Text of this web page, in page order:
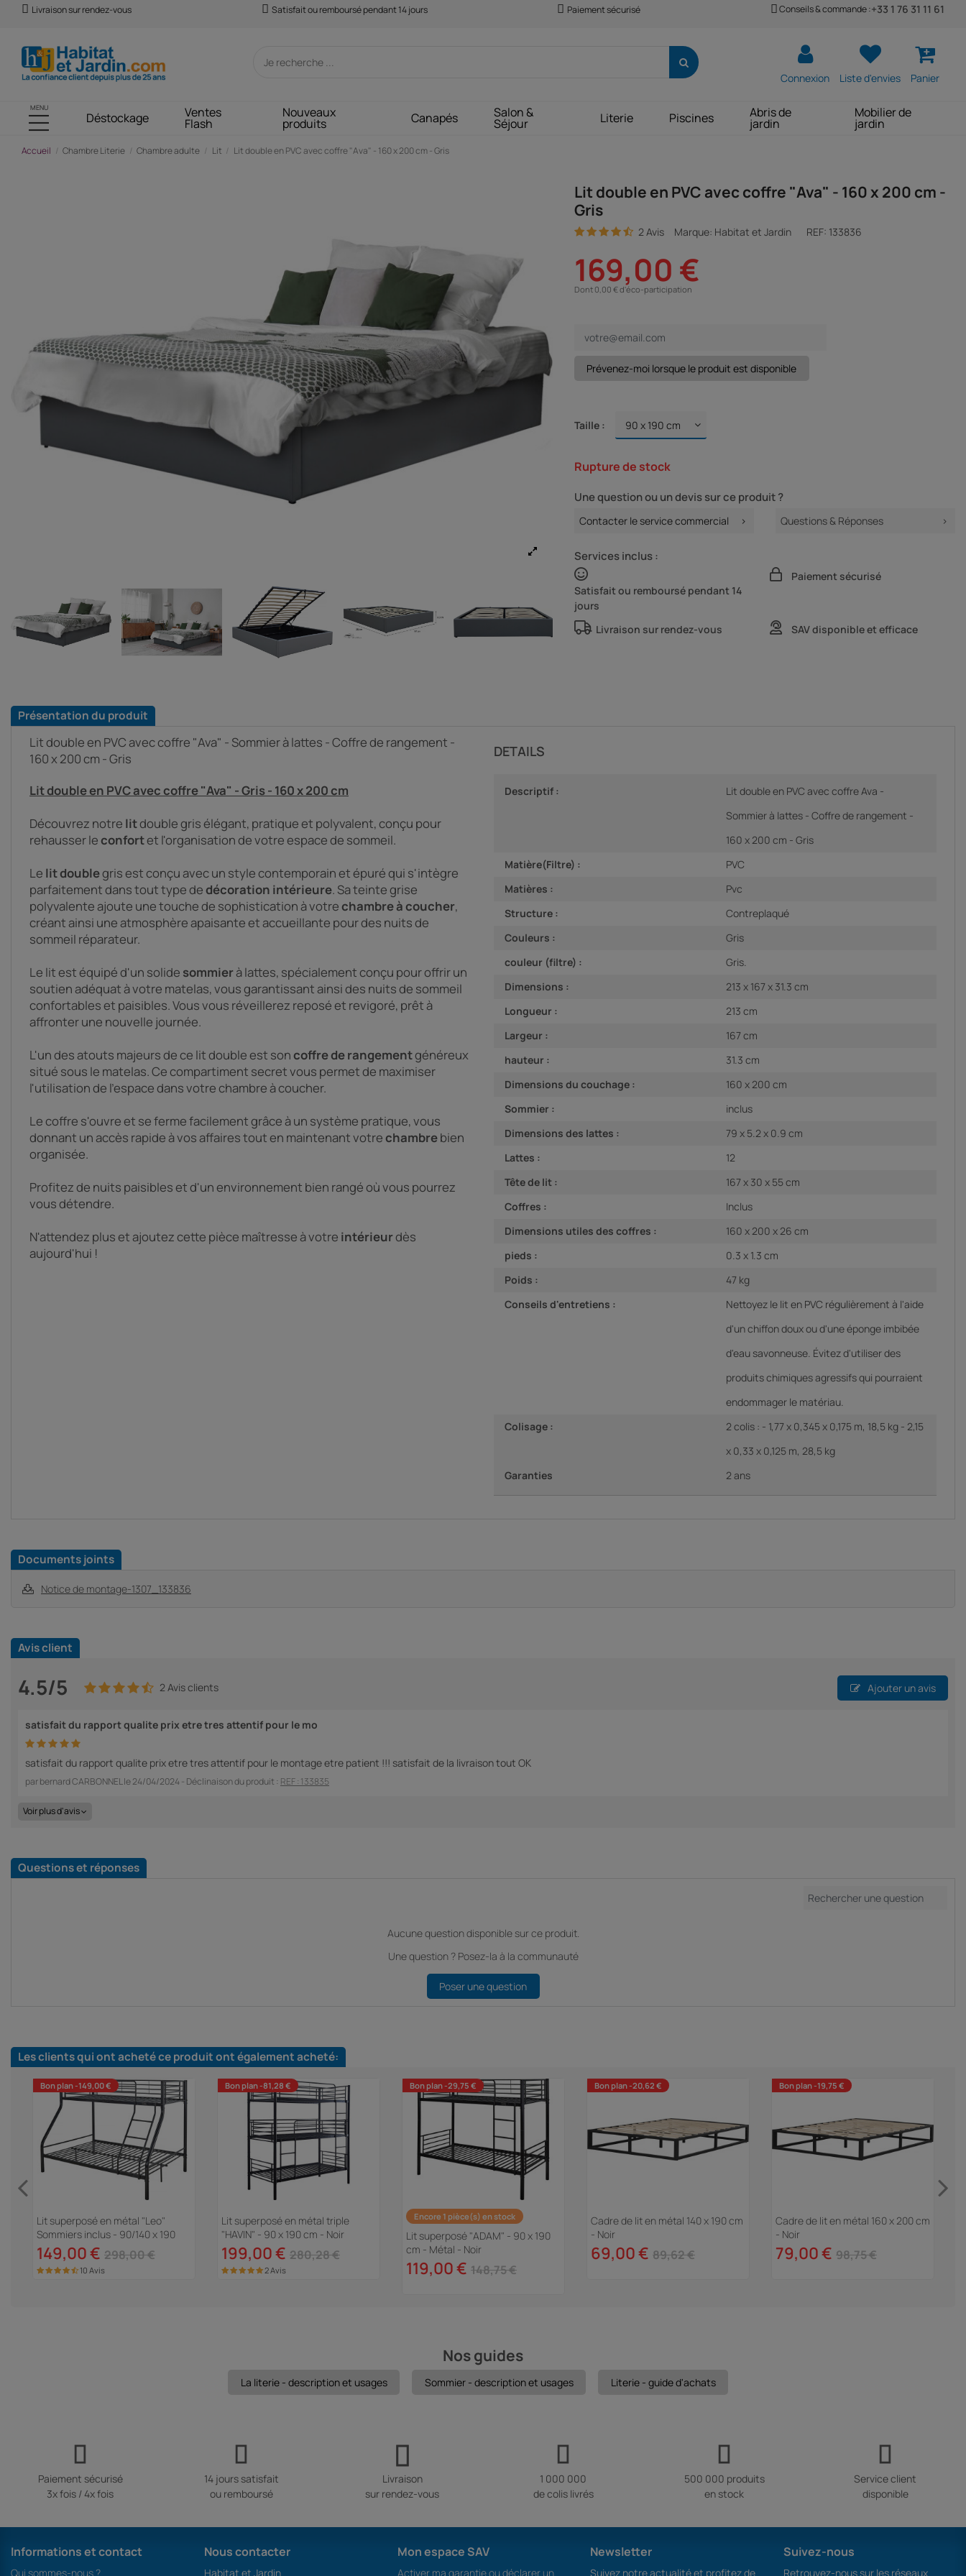
Livraison sur rendez-vous Satisfait ou remboursé pendant 14 jours Paiement sécurisé Conseils & commande :+33 1 76 31 11 61
Connexion Liste d'envies Panier
MENU
Déstockage Ventes
Flash
Nouveaux
produits Canapés Salon &
Séjour Literie Piscines Abris de
jardin
Mobilier de
jardin
Accueil Chambre Literie Chambre adulte Lit Lit double en PVC avec coffre "Ava" - 160 x 200 cm - Gris
Lit double en PVC avec coffre "Ava" - 160 x 200 cm -
Gris
2 Avis Marque: Habitat et Jardin REF: 133836
169,00 €
Dont 0,00 € d'éco-participation
Taille :
Rupture de stock
Une question ou un devis sur ce produit ?
Contacter le service commercial Questions & Réponses
Services inclus :
Satisfait ou remboursé pendant 14
jours
Paiement sécurisé
Livraison sur rendez-vous SAV disponible et efficace
Présentation du produit
Lit double en PVC avec coffre "Ava" - Sommier à lattes - Coffre de rangement -
160 x 200 cm - Gris
Lit double en PVC avec coffre "Ava" - Gris - 160 x 200 cm
Découvrez notre litdouble gris élégant, pratique et polyvalent, conçu pour
rehausser leconfortet l'organisation de votre espace de sommeil.
Le lit doublegris est conçu avec un style contemporain et épuré qui s'intègre
parfaitement dans tout type dedécoration intérieure. Sa teinte grise
polyvalente ajoute une touche de sophistication à votrechambre à coucher,
créant ainsi une atmosphère apaisante et accueillante pour des nuits de
sommeil réparateur.
Le lit est équipé d'un solide sommierà lattes, spécialement conçu pour offrir un
soutien adéquat à votre matelas, vous garantissant ainsi des nuits de sommeil
confortables et paisibles. Vous vous réveillerez reposé et revigoré, prêt à
affronter une nouvelle journée.
L'un des atouts majeurs de ce lit double est soncoffre de rangementgénéreux
situé sous le matelas. Ce compartiment secret vous permet de maximiser
l'utilisation de l'espace dans votre chambre à coucher.
Le coffre s'ouvre et se ferme facilement grâce à un système pratique, vous
donnant un accès rapide à vos affaires tout en maintenant votrechambrebien
organisée.
Profitez de nuits paisibles et d'un environnement bien rangé où vous pourrez
vous détendre.
N'attendez plus et ajoutez cette pièce maîtresse à votre intérieurdès
aujourd'hui !
DETAILS
Descriptif :
Lit double en PVC avec coffre Ava -
Sommier à lattes - Coffre de rangement -
160 x 200 cm - Gris
Matière(Filtre) :
PVC
Matières :
Pvc
Structure :
Contreplaqué
Couleurs :
Gris
couleur (filtre) :
Gris.
Dimensions :
213 x 167 x 31.3 cm
Longueur :
213 cm
Largeur :
167 cm
hauteur :
31.3 cm
Dimensions du couchage :
160 x 200 cm
Sommier :
inclus
Dimensions des lattes :
79 x 5.2 x 0.9 cm
Lattes :
12
Tête de lit :
167 x 30 x 55 cm
Coffres :
Inclus
Dimensions utiles des coffres :
160 x 200 x 26 cm
pieds :
0.3 x 1.3 cm
Poids :
47 kg
Conseils d'entretiens :
Nettoyez le lit en PVC régulièrement à l'aide
d'un chiffon doux ou d'une éponge imbibée
d'eau savonneuse. Évitez d'utiliser des
produits chimiques agressifs qui pourraient
endommager le matériau.
Colisage :
2 colis : - 1,77 x 0,345 x 0,175 m, 18,5 kg - 2,15
x 0,33 x 0,125 m, 28,5 kg
Garanties
2 ans
Documents joints
Notice de montage-1307_133836
Avis client
4.5/5 2 Avis clients Ajouter un avis
satisfait du rapport qualite prix etre tres attentif pour le mo
satisfait du rapport qualite prix etre tres attentif pour le montage etre patient !!! satisfait de la livraison tout OK
parbernard CARBONNELle24/04/2024 - Déclinaison du produit : REF : 133835
Voir plus d'avis
Questions et réponses
Aucune question disponible sur ce produit.
Une question ? Posez-la à la communauté
Poser une question
Les clients qui ont acheté ce produit ont également acheté:
Bon plan -149,00 €
Lit superposé en métal "Leo"
Sommiers inclus - 90/140 x 190
cm - Noir
149,00 € 298,00 €
10 Avis
Bon plan -81,28 €
Lit superposé en métal triple
"HAVIN" - 90 x 190 cm - Noir
199,00 € 280,28 €
2 Avis
Bon plan -29,75 €
Encore 1 pièce(s) en stock
Lit superposé "ADAM" - 90 x 190
cm - Métal - Noir
119,00 € 148,75 €
Bon plan -20,62 €
Cadre de lit en métal 140 x 190 cm
- Noir
69,00 € 89,62 €
Bon plan -19,75 €
Cadre de lit en métal 160 x 200 cm
- Noir
79,00 € 98,75 €
Nos guides
La literie - description et usages Sommier - description et usages Literie - guide d'achats
Paiement sécurisé
3x fois / 4x fois
14 jours satisfait
ou remboursé
Livraison
sur rendez-vous
1 000 000
de colis livrés
500 000 produits
en stock
Service client
disponible
Informations et contact
Qui sommes-nous ?
Nous contacter
Habitat et Jardin
Mon espace SAV
Activer ma garantie ou déclarer un
Newsletter
Suivez notre actualité et profitez de
Suivez-nous
Retrouvez-nous sur les réseaux